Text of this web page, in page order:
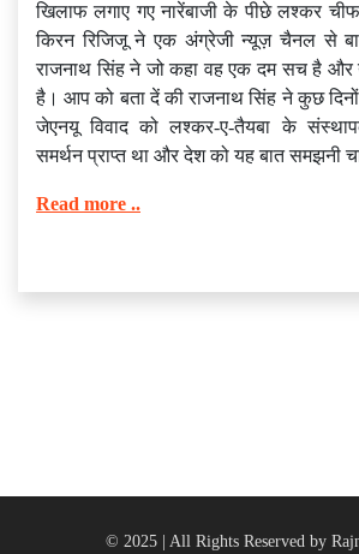
खिलाफ लगाए गए नारेंबाजी के पीछे लश्कर
किरन रिजिजू ने एक अंग्रेजी न्यूज़ चैनल से
राजनाथ सिंह ने जो कहा वह एक दम सच है
है। आप को बता दें की राजनाथ सिंह ने कुछ
जेएनयू विवाद को लश्कर-ए-तैयबा के
समर्थन प्राप्त था और देश को यह बात समझनी
Read more ..
© 2025 | All Rights Reserved by